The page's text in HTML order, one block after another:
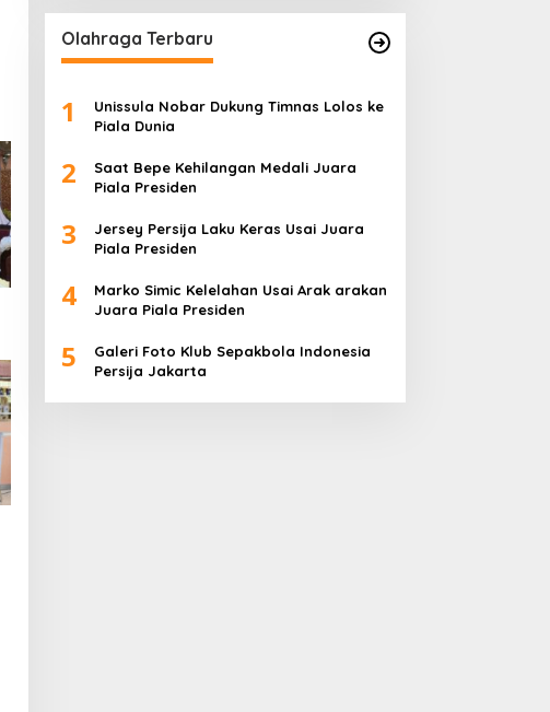
Olahraga Terbaru
1
Unissula Nobar Dukung Timnas Lolos ke
Piala Dunia
2
Saat Bepe Kehilangan Medali Juara
Piala Presiden
3
Jersey Persija Laku Keras Usai Juara
Piala Presiden
4
Marko Simic Kelelahan Usai Arak arakan
Juara Piala Presiden
5
Galeri Foto Klub Sepakbola Indonesia
Persija Jakarta